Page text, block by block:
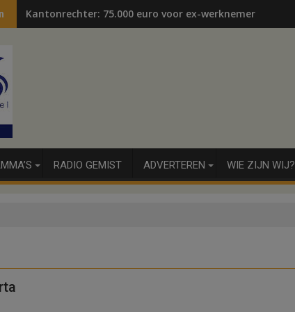
Kantonrechter: 75.000 euro voor ex-werknemers
RADIO GEMIST ADVERTEREN WIE ZIJN WIJ?